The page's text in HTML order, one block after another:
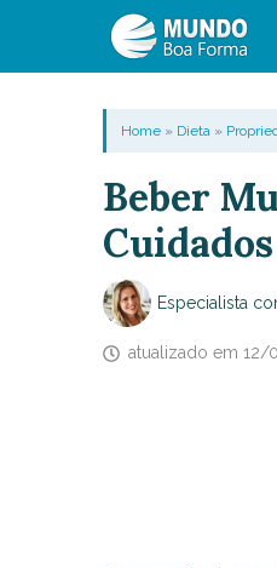
Home» Dieta»
Beber
Cuidados
Especialista
atualizado em 12/